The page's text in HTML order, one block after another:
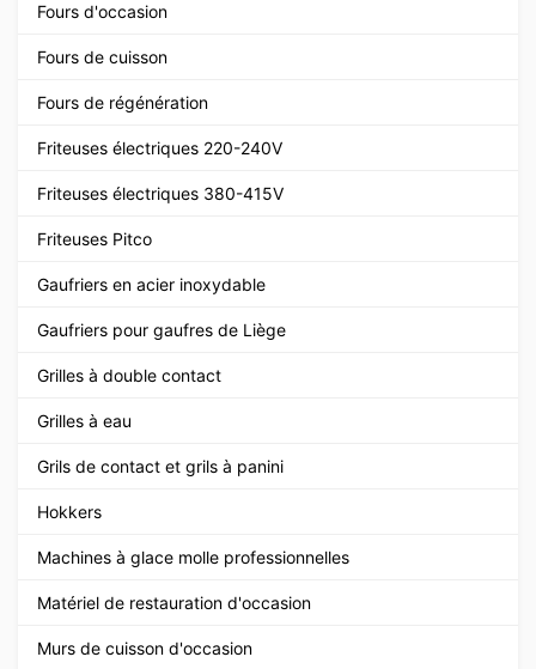
Fours d'occasion
Fours de cuisson
Fours de régénération
Friteuses électriques 220-240V
Friteuses électriques 380-415V
Friteuses Pitco
Gaufriers en acier inoxydable
Gaufriers pour gaufres de Liège
Grilles à double contact
Grilles à eau
Grils de contact et grils à panini
Hokkers
Machines à glace molle professionnelles
Matériel de restauration d'occasion
Murs de cuisson d'occasion